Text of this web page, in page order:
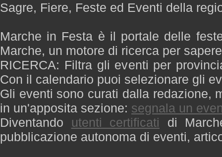
Sagre, Fiere, Feste ed Eventi della
Marche in Festa è il portale delle
Marche, un motore di ricerca per
RICERCA: Filtra gli eventi per
Con il calendario puoi selezionare gli
Gli eventi sono curati dalla redazione,
in un'apposita sezione: segnala un
Diventando utenti certificati di
pubblicazione autonoma di eventi,